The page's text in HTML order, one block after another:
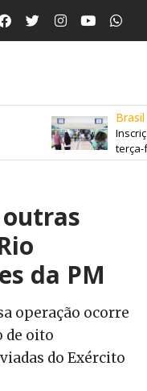
Brasil
terça-
outras
da PM
operação ocorre
de oito
do Exército